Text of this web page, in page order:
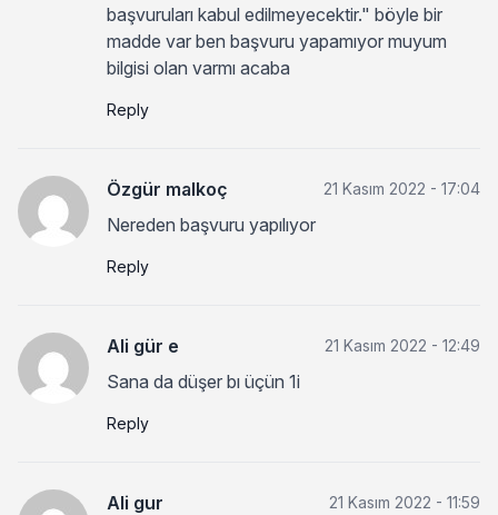
başvuruları kabul edilmeyecektir." böyle bir
madde var ben başvuru yapamıyor muyum
bilgisi olan varmı acaba
Reply
Özgür malkoç 21 Kasım 2022 - 17:04
Nereden başvuru yapılıyor
Reply
Ali gür e 21 Kasım 2022 - 12:49
Sana da düşer bı üçün 1i
Reply
Ali gur 21 Kasım 2022 - 11:59